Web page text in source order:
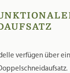
verfügen über